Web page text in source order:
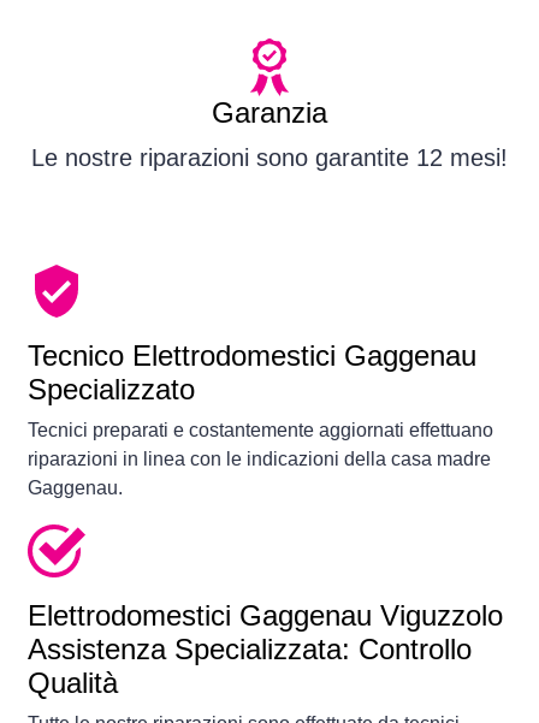
Garanzia
Le nostre riparazioni sono garantite 12 mesi!
Tecnico Elettrodomestici Gaggenau
Specializzato
Tecnici preparati e costantemente aggiornati effettuano
riparazioni in linea con le indicazioni della casa madre
Gaggenau.
Elettrodomestici Gaggenau Viguzzolo
Assistenza Specializzata: Controllo
Qualità